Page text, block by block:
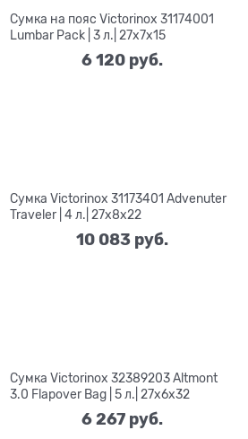
Сумка на пояс Victorinox 31174001
Lumbar Pack | 3 л.| 27x7x15
6 120 руб.
Сумка Victorinox 31173401 Advenuter
Traveler | 4 л.| 27х8х22
10 083 руб.
Сумка Victorinox 32389203 Altmont
3.0 Flapover Bag | 5 л.| 27x6x32
6 267 руб.